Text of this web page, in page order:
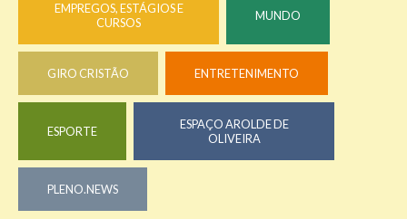
EMPREGOS, ESTÁGIOS E
CURSOS
MUNDO
GIRO CRISTÃO ENTRETENIMENTO
ESPORTE
ESPAÇO AROLDE DE
OLIVEIRA
PLENO.NEWS